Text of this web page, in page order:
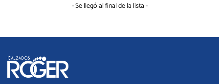
- Se llegó al final de la lista -